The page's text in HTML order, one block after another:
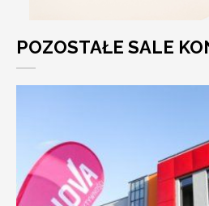
POZOSTAŁE SALE